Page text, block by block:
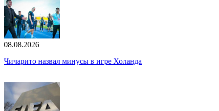
08.08.2026
Чичарито назвал минусы в игре Холанда